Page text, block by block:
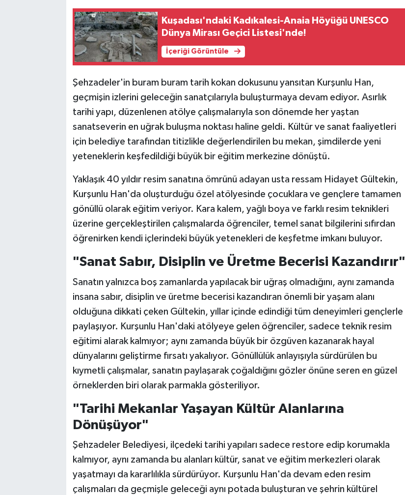
Kuşadası'ndaki Kadıkalesi-Anaia Höyüğü UNESCO
Dünya Mirası Geçici Listesi'nde!
İçeriği Görüntüle
Şehzadeler'in buram buram tarih kokan dokusunu yansıtan Kurşunlu Han,
geçmişin izlerini geleceğin sanatçılarıyla buluşturmaya devam ediyor. Asırlık
tarihi yapı, düzenlenen atölye çalışmalarıyla son dönemde her yaştan
sanatseverin en uğrak buluşma noktası haline geldi. Kültür ve sanat faaliyetleri
için belediye tarafından titizlikle değerlendirilen bu mekan, şimdilerde yeni
yeteneklerin keşfedildiği büyük bir eğitim merkezine dönüştü.
Yaklaşık 40 yıldır resim sanatına ömrünü adayan usta ressam Hidayet Gültekin,
Kurşunlu Han'da oluşturduğu özel atölyesinde çocuklara ve gençlere tamamen
gönüllü olarak eğitim veriyor. Kara kalem, yağlı boya ve farklı resim teknikleri
üzerine gerçekleştirilen çalışmalarda öğrenciler, temel sanat bilgilerini sıfırdan
öğrenirken kendi içlerindeki büyük yetenekleri de keşfetme imkanı buluyor.
"Sanat Sabır, Disiplin ve Üretme Becerisi Kazandırır"
Sanatın yalnızca boş zamanlarda yapılacak bir uğraş olmadığını, aynı zamanda
insana sabır, disiplin ve üretme becerisi kazandıran önemli bir yaşam alanı
olduğuna dikkati çeken Gültekin, yıllar içinde edindiği tüm deneyimleri gençlerle
paylaşıyor. Kurşunlu Han'daki atölyeye gelen öğrenciler, sadece teknik resim
eğitimi alarak kalmıyor; aynı zamanda büyük bir özgüven kazanarak hayal
dünyalarını geliştirme fırsatı yakalıyor. Gönüllülük anlayışıyla sürdürülen bu
kıymetli çalışmalar, sanatın paylaşarak çoğaldığını gözler önüne seren en güzel
örneklerden biri olarak parmakla gösteriliyor.
"Tarihi Mekanlar Yaşayan Kültür Alanlarına
Dönüşüyor"
Şehzadeler Belediyesi, ilçedeki tarihi yapıları sadece restore edip korumakla
kalmıyor, aynı zamanda bu alanları kültür, sanat ve eğitim merkezleri olarak
yaşatmayı da kararlılıkla sürdürüyor. Kurşunlu Han'da devam eden resim
çalışmaları da geçmişle geleceği aynı potada buluşturan ve şehrin kültürel